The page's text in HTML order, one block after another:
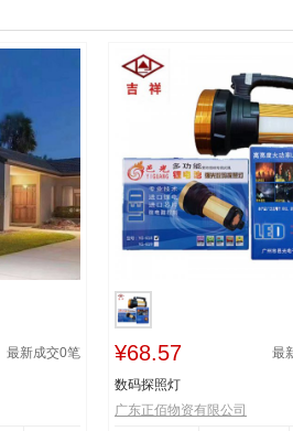
最新成交0笔 ¥68.57 最
数码探照灯
广东正佰物资有限公司